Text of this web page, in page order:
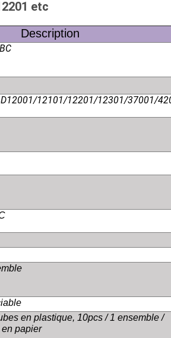
etc
Description
12101/12201/12301/37001/
en plastique, 10pcs / 1 ensemble /
papier